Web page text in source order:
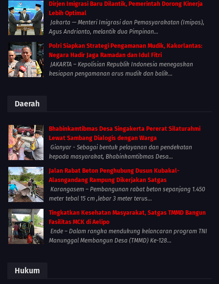
Dirjen Imigrasi Baru Dilantik, Pemerintah Dorong Kinerja
Lebih Optimal
Jakarta — Menteri Imigrasi dan Pemasyarakatan (Imipas),
Agus Andrianto, melantik dua Pimpinan...
Polri Siapkan Strategi Pengamanan Mudik, Kakorlantas:
Negara Hadir Jaga Ramadan dan Idul Fitri
JAKARTA – Kepolisian Republik Indonesia menegaskan
kesiapan pengamanan arus mudik dan balik...
Daerah
Bhabinkamtibmas Desa Singakerta Pererat Silaturahmi
Lewat Sambang Dialogis dengan Warga
Gianyar - Sebagai bentuk pelayanan dan pendekatan
kepada masyarakat, Bhabinkamtibmas Desa...
Jalan Rabat Beton Penghubung Dusun Kubakal-
Alasngandang Rampung Dikerjakan Satgas
Karangasem – Pembangunan rabat beton sepanjang 1.450
meter tebal 15 cm ,lebar 3 meter terus...
Tingkatkan Kesehatan Masyarakat, Satgas TMMD Bangun
Fasilitas MCK di Aelipo
Ende – Dalam rangka mendukung kelancaran program TNI
Manunggal Membangun Desa (TMMD) Ke-128...
Hukum